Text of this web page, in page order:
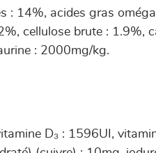
: 14%, acides gras
cellulose brute : 1.9%,
: 2000mg/kg.
D₃ : 1596UI,